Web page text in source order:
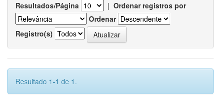
Resultados/Página | Ordenar registros por
Ordenar
Registro(s)
Resultado 1-1 de 1.